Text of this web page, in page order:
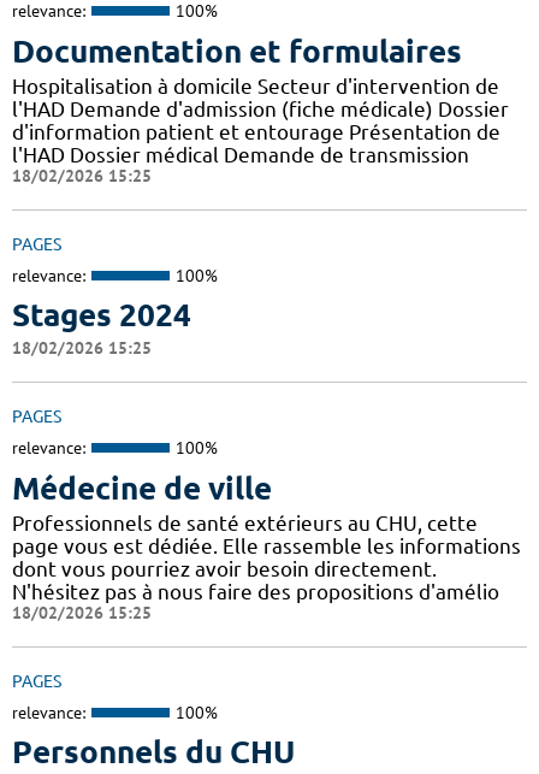
relevance: 100%
Documentation et formulaires
Hospitalisation à domicile Secteur d'intervention de
l'HAD Demande d'admission (fiche médicale) Dossier
d'information patient et entourage Présentation de
l'HAD Dossier médical Demande de transmission
18/02/2026 15:25
PAGES
relevance: 100%
Stages 2024
18/02/2026 15:25
PAGES
relevance: 100%
Médecine de ville
Professionnels de santé extérieurs au CHU, cette
page vous est dédiée. Elle rassemble les informations
dont vous pourriez avoir besoin directement.
N'hésitez pas à nous faire des propositions d'amélio
18/02/2026 15:25
PAGES
relevance: 100%
Personnels du CHU